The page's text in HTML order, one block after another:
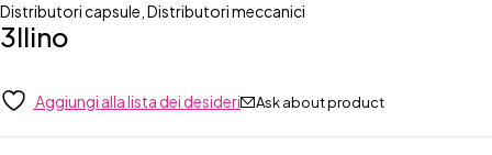
Distributori capsule Distributori meccanici
3llino
Aggiungi alla lista dei desideri Ask about product